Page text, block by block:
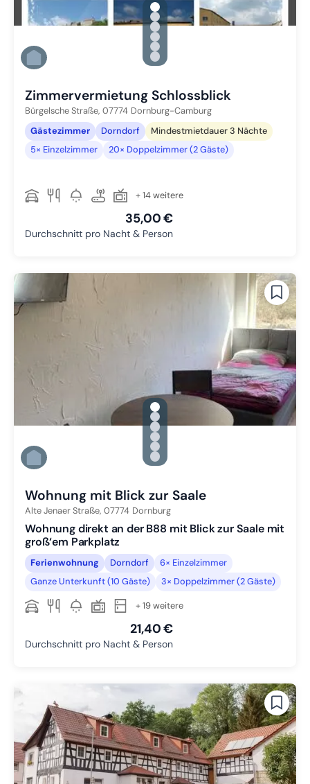
gallery.slide_selector
Zu Slide 1 wechseln
Zu Slide 2 wechseln
Zu Slide 3 wechseln
Zu Slide 4 wechseln
Zu Slide 5 wechseln
Zu Slide 6 wechseln
Zimmervermietung Schlossblick
Bürgelsche Straße, 07774 Dornburg-Camburg
Gästezimmer
Dorndorf
Mindestmietdauer 3 Nächte
5× Einzelzimmer
20× Doppelzimmer (2 Gäste)
+ 14 weitere
35,00 €
Durchschnitt pro Nacht & Person
gallery.slide_selector
Zu Slide 1 wechseln
Zu Slide 2 wechseln
Zu Slide 3 wechseln
Zu Slide 4 wechseln
Zu Slide 5 wechseln
Zu Slide 6 wechseln
Wohnung mit Blick zur Saale
Alte Jenaer Straße, 07774 Dornburg
Wohnung direkt an der B88 mit Blick zur Saale mit
groß‘em Parkplatz
Ferienwohnung Dorndorf
6× Einzelzimmer
Ganze Unterkunft (10 Gäste)
3× Doppelzimmer (2 Gäste)
+ 19 weitere
21,40 €
Durchschnitt pro Nacht & Person